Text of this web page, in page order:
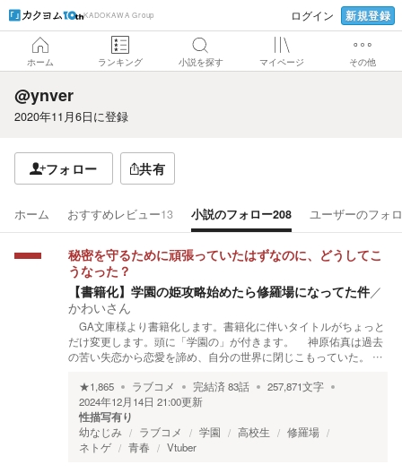
KADOKAWA Group ログイン 新規登録
ホーム ランキング 小説を探す マイページ その他
@ynver
2020年11月6日に登録
フォロー 共有
ホーム おすすめレビュー13 小説のフォロー208 ユーザーのフォ
秘密を守るために頑張っていたはずなのに、どうしてこ
うなった？
【書籍化】学園の姫攻略始めたら修羅場になってた件／
かわいさん
GA文庫様より書籍化します。書籍化に伴いタイトルがちょっと
だけ変更します。頭に「学園の」が付きます。 神原佑真は過去
の苦い失恋から恋愛を諦め、自分の世界に閉じこもっていた。 …
★1,865 ラブコメ 完結済83話 257,871文字
2024年12月14日 21:00更新
性描写有り
幼なじみ ラブコメ 学園 高校生
修羅場
ネトゲ
青春 Vtuber